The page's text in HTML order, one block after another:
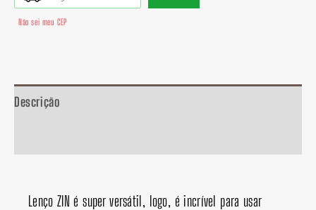
Não sei meu CEP
Descrição
Lenço ZIN é super versátil, logo, é incrível para usar